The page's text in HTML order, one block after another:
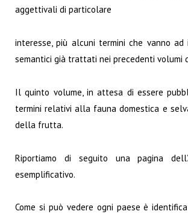
aggettivali di particolare
interesse, più alcuni termini che vanno ad
semantici già trattati nei precedenti volumi
Il quinto volume, in attesa di essere
termini relativi alla fauna domestica e
della frutta.
Riportiamo di seguito una pagina
esemplificativo.
Come si può vedere ogni paese è